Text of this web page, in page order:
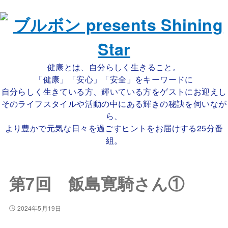
健康とは、自分らしく生きること。
「健康」「安心」「安全」をキーワードに
自分らしく生きている方、輝いている方をゲストにお迎えし
そのライフスタイルや活動の中にある輝きの秘訣を伺いなが
ら、
より豊かで元気な日々を過ごすヒントをお届けする25分番
組。
第7回 飯島寛騎さん①
2024年5月19日